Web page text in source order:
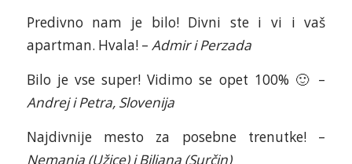
Predivno nam je bilo! Divni ste i vi i vaš
apartman. Hvala! – Admir i Perzada
Bilo je vse super! Vidimo se opet 100% 🙂 –
Andrej i Petra, Slovenija
Najdivnije mesto za posebne trenutke! –
Nemanja (Užice) i Biljana (Surčin)